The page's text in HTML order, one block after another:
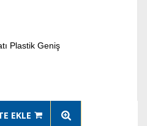
Plastik Geniş
EKLE